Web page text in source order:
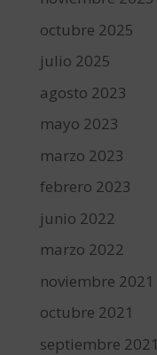
octubre 2025
julio 2025
agosto 2023
mayo 2023
marzo 2023
febrero 2023
junio 2022
marzo 2022
noviembre 2021
octubre 2021
septiembre 2021